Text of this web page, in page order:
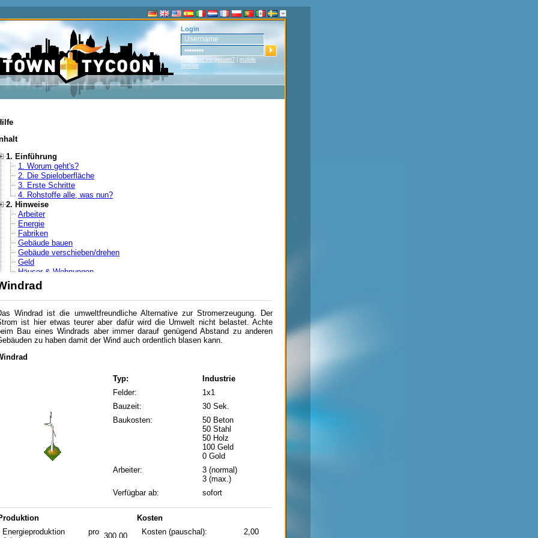
Login
Passwort vergessen?
mobile
Version
1. Einführung
1. Worum geht's?
2. Die Spieloberfläche
3. Erste Schritte
4. Rohstoffe alle, was nun?
2. Hinweise
Arbeiter
Energie
Fabriken
Gebäude bauen
Gebäude verschieben/drehen
Geld
Häuser & Wohnungen
Katastrophen
Medaillen
Produktion steigern
Stagnierende Einwohnerzahlen
3. Gebäude
Apotheke
Autobahn
Bahnhof
Bushaltestelle
Feuerwehr
Flughafen
Hotel
Imbiss
Windrad ist die umweltfreundliche Alternative zur Stromerzeugung. Der
ist hier etwas teurer aber dafür wird die Umwelt nicht belastet. Achte
Bau eines Windrads aber immer darauf genügend Abstand zu anderen
zu haben damit der Wind auch ordentlich blasen kann.
Typ:
Industrie
Felder:
1x1
Bauzeit:
30 Sek.
Baukosten:
50 Beton
50 Stahl
50 Holz
100 Geld
0 Gold
Arbeiter:
3 (normal)
3 (max.)
Verfügbar ab:
sofort
Energieproduktion pro 300,00
Kosten
Kosten (pauschal):
2,00